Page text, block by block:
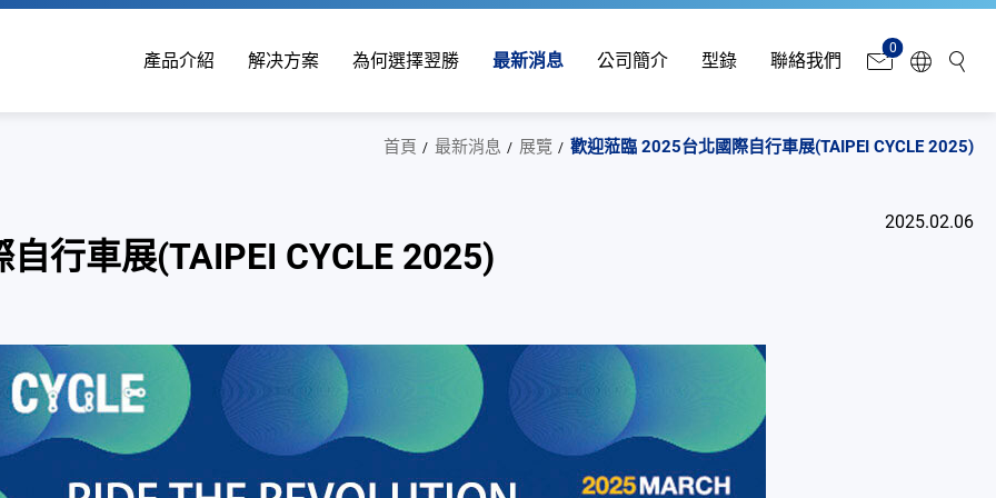
產品介紹 解决方案 為何選擇翌勝 最新消息 公司簡介 型錄 聯絡我們
0
首頁 最新消息 展覽 歡迎蒞臨 2025台北國際自行車展(TAIPEI CYCLE 2025)
2025.02.06
行車展(TAIPEI CYCLE 2025)